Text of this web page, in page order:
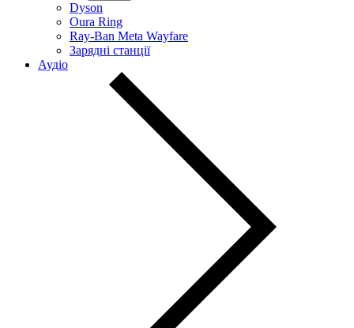
Dyson
Oura Ring
Ray-Ban Meta Wayfare
Зарядні станції
Аудіо